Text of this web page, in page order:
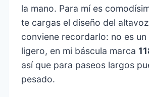
la mano. Para mí es
te cargas el diseño del
conviene recordarlo: no es
ligero, en mi báscula marca
así que para paseos largos
pesado.